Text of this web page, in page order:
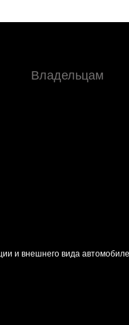
Владельцам
и внешнего вида